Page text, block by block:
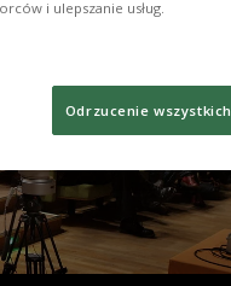
i ulepszanie usług.
Odrzucenie wszystkich